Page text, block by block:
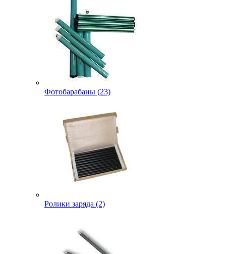
Фотобарабаны (23)
Ролики заряда (2)